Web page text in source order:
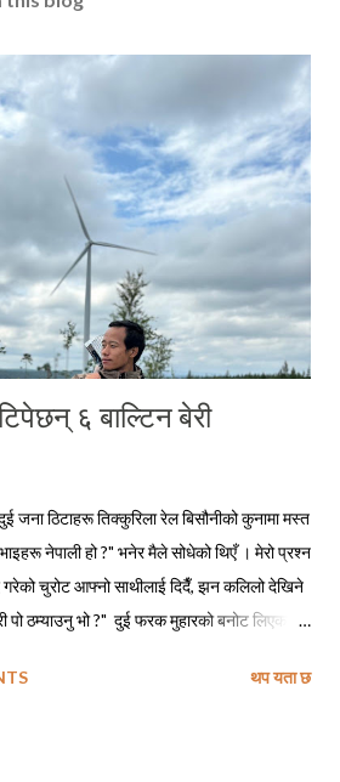
६ बाल्टिन बेरी
जना ठिटाहरू तिक्कुरिला रेल बिसौनीको कुनामा मस्त
नेपाली हो ?" भनेर मैले सोधेको थिएँ । मेरो प्रश्न
चुरोट आफ्नो साथीलाई दिदैँ, झन कलिलो देखिने
पो ठम्याउनु भो ?" दुई फरक मुहारको बनोट लिएका
नी त । मेरो जवाफ सुनेपछि त्यो ठिटोले कपाल
थप यता छ